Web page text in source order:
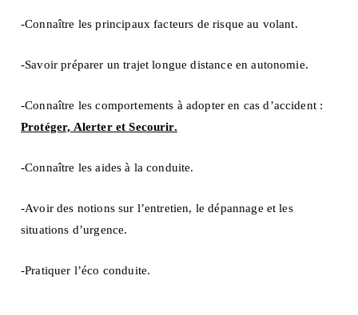
-Connaître les principaux facteurs de risque au volant.
-Savoir préparer un trajet longue distance en autonomie.
-Connaître les comportements à adopter en cas d’accident :
Protéger, Alerter et Secourir.
-Connaître les aides à la conduite.
-Avoir des notions sur l’entretien, le dépannage et les
situations d’urgence.
-Pratiquer l’éco conduite.